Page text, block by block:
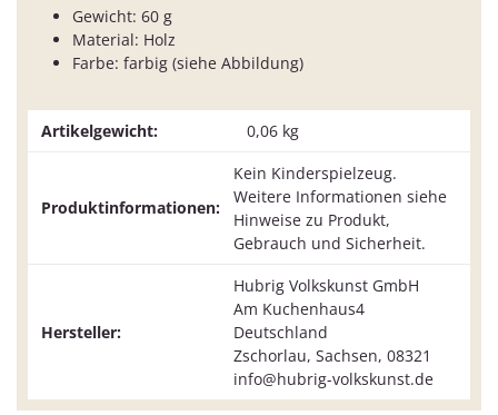
Gewicht: 60 g
Material: Holz
Farbe: farbig (siehe Abbildung)
Artikelgewicht: 0,06 kg
Produktinformationen:
Kein Kinderspielzeug.
Weitere Informationen siehe
Hinweise zu Produkt,
Gebrauch und Sicherheit.
Hersteller:
Hubrig Volkskunst GmbH
Am Kuchenhaus4
Deutschland
Zschorlau, Sachsen, 08321
info@hubrig-volkskunst.de